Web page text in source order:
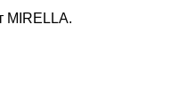
MIRELLA.